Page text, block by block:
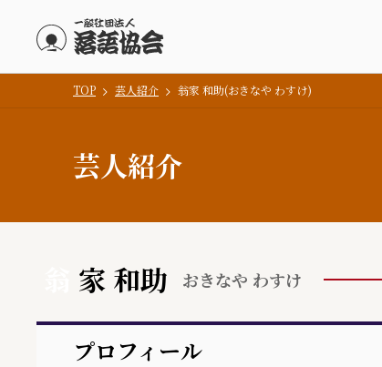
TOP 芸人紹介 翁家 和助(おきなや わすけ)
芸人紹介
家 和助 おきなや わすけ
プロフィール